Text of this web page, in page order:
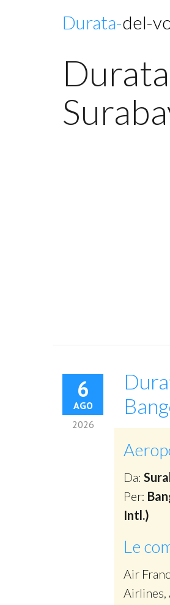
Durata-del-
6
AGO
2026
Da:
Per:
Intl.)
Le
Air
Airlines,